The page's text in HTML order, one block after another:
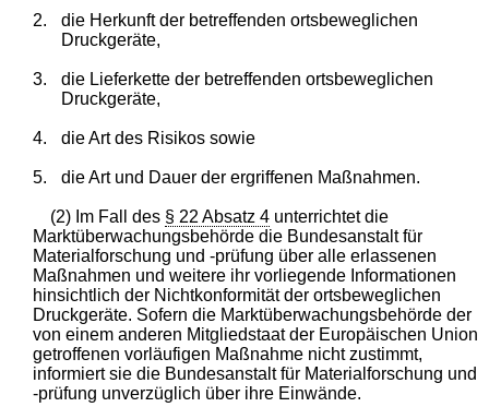
2.
die Herkunft der betreffenden ortsbeweglichen
Druckgeräte,
3.
die Lieferkette der betreffenden ortsbeweglichen
Druckgeräte,
4. die Art des Risikos sowie
5. die Art und Dauer der ergriffenen Maßnahmen.
(2) Im Fall des § 22 Absatz 4 unterrichtet die
Marktüberwachungsbehörde die Bundesanstalt für
Materialforschung und -prüfung über alle erlassenen
Maßnahmen und weitere ihr vorliegende Informationen
hinsichtlich der Nichtkonformität der ortsbeweglichen
Druckgeräte. Sofern die Marktüberwachungsbehörde der
von einem anderen Mitgliedstaat der Europäischen Union
getroffenen vorläufigen Maßnahme nicht zustimmt,
informiert sie die Bundesanstalt für Materialforschung und
-prüfung unverzüglich über ihre Einwände.